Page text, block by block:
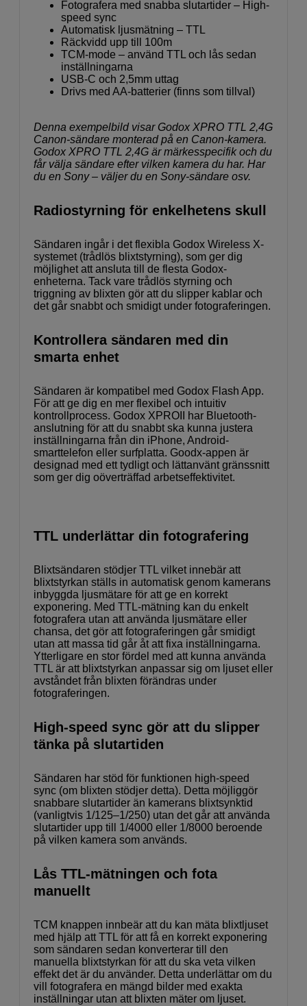
Fotografera med snabba slutartider – High-
speed sync
Automatisk ljusmätning – TTL
Räckvidd upp till 100m
TCM-mode – använd TTL och lås sedan
inställningarna
USB-C och 2,5mm uttag
Drivs med AA-batterier (finns som tillval)
Denna exempelbild visar Godox XPRO TTL 2,4G
Canon-sändare monterad på en Canon-kamera.
Godox XPRO TTL 2,4G är märkesspecifik och du
får välja sändare efter vilken kamera du har. Har
du en Sony – väljer du en Sony-sändare osv.
Radiostyrning för enkelhetens skull
Sändaren ingår i det flexibla Godox Wireless X-
systemet (trådlös blixtstyrning), som ger dig
möjlighet att ansluta till de flesta Godox-
enheterna. Tack vare trådlös styrning och
triggning av blixten gör att du slipper kablar och
det går snabbt och smidigt under fotograferingen.
Kontrollera sändaren med din
smarta enhet
Sändaren är kompatibel med Godox Flash App.
För att ge dig en mer flexibel och intuitiv
kontrollprocess. Godox XPROII har Bluetooth-
anslutning för att du snabbt ska kunna justera
inställningarna från din iPhone, Android-
smarttelefon eller surfplatta. Goodx-appen är
designad med ett tydligt och lättanvänt gränssnitt
som ger dig oöverträffad arbetseffektivitet.
TTL underlättar din fotografering
Blixtsändaren stödjer TTL vilket innebär att
blixtstyrkan ställs in automatisk genom kamerans
inbyggda ljusmätare för att ge en korrekt
exponering. Med TTL-mätning kan du enkelt
fotografera utan att använda ljusmätare eller
chansa, det gör att fotograferingen går smidigt
utan att massa tid går åt att fixa inställningarna.
Ytterligare en stor fördel med att kunna använda
TTL är att blixtstyrkan anpassar sig om ljuset eller
avståndet från blixten förändras under
fotograferingen.
High-speed sync gör att du slipper
tänka på slutartiden
Sändaren har stöd för funktionen high-speed
sync (om blixten stödjer detta). Detta möjliggör
snabbare slutartider än kamerans blixtsynktid
(vanligtvis 1/125–1/250) utan det går att använda
slutartider upp till 1/4000 eller 1/8000 beroende
på vilken kamera som används.
Lås TTL-mätningen och fota
manuellt
TCM knappen innbeär att du kan mäta blixtljuset
med hjälp att TTL för att få en korrekt exponering
som sändaren sedan konverterar till den
manuella blixtstyrkan för att du ska veta vilken
effekt det är du använder. Detta underlättar om du
vill fotografera en mängd bilder med exakta
inställningar utan att blixten mäter om ljuset.